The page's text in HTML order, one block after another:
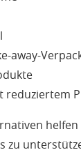
away-
reduziertem
zu